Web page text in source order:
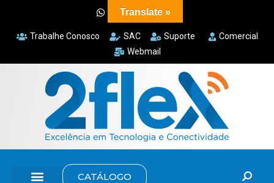
Trabalhe Conosco SAC Suporte
Comercial
Webmail
CATÁLOGO
Translate »